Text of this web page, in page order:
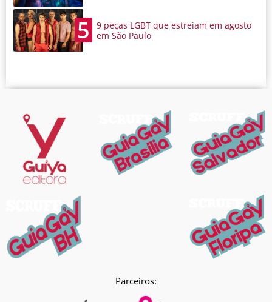
5
9 peças LGBT que estreiam em agosto
em São Paulo
Parceiros: